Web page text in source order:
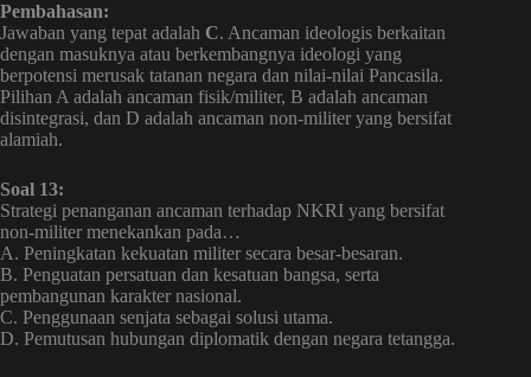
Pembahasan:
Jawaban yang tepat adalah C. Ancaman ideologis berkaitan
dengan masuknya atau berkembangnya ideologi yang
berpotensi merusak tatanan negara dan nilai-nilai Pancasila.
Pilihan A adalah ancaman fisik/militer, B adalah ancaman
disintegrasi, dan D adalah ancaman non-militer yang bersifat
alamiah.
Soal 13:
Strategi penanganan ancaman terhadap NKRI yang bersifat
non-militer menekankan pada…
A. Peningkatan kekuatan militer secara besar-besaran.
B. Penguatan persatuan dan kesatuan bangsa, serta
pembangunan karakter nasional.
C. Penggunaan senjata sebagai solusi utama.
D. Pemutusan hubungan diplomatik dengan negara tetangga.